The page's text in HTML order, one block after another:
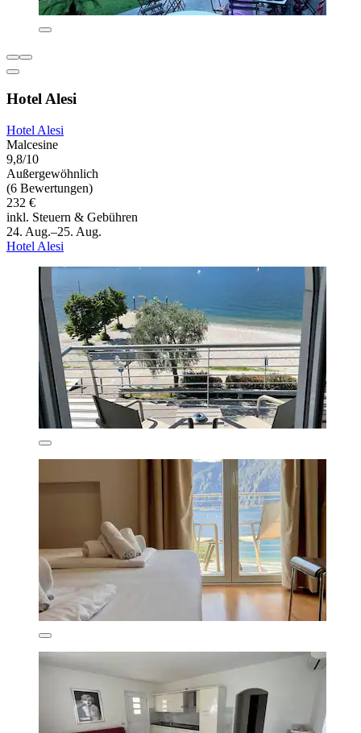
Hotel Alesi
Hotel Alesi
Malcesine
9,8/10
Außergewöhnlich
(6 Bewertungen)
232 €
inkl. Steuern & Gebühren
24. Aug.–25. Aug.
Hotel Alesi